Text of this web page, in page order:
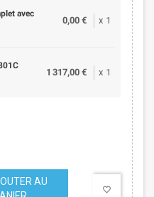
avec
0,00 € x 1
1 317,00 € x 1
AU
favorite_border